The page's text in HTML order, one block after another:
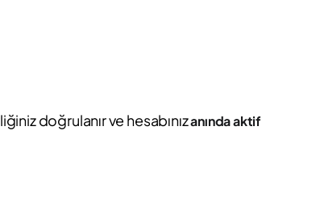
doğrulanır ve hesabınızanında aktif